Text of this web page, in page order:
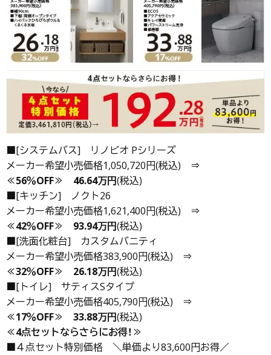
■[システムバス] リノビオ Pシリーズ
メーカー希望小売価格1,050,720円(税込) ⇒
≪56％OFF≫
46.64万円(税込)
■[キッチン] ノクト26
メーカー希望小売価格1,621,400円(税込) ⇒
≪42％OFF≫
93.94万円(税込)
■[洗面化粧台] カスタムバニティ
メーカー希望小売価格383,900円(税込) ⇒
≪32％OFF≫
26.18万円(税込)
■[トイレ] サティスSタイプ
メーカー希望小売価格405,790円(税込) ⇒
≪17％OFF≫
33.88万円(税込)
≪4点セットならさらにお得！≫
■４点セット特別価格 ＼単価より83,600円お得／